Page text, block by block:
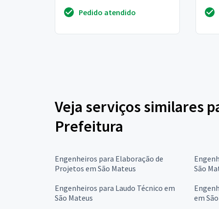
Estou entrando em conta...
Pedido atendido
Veja serviços similares
Prefeitura
Engenheiros para Elaboração de
Projetos em São Mateus
São
Engenheiros para Laudo Técnico em
São Mateus
em